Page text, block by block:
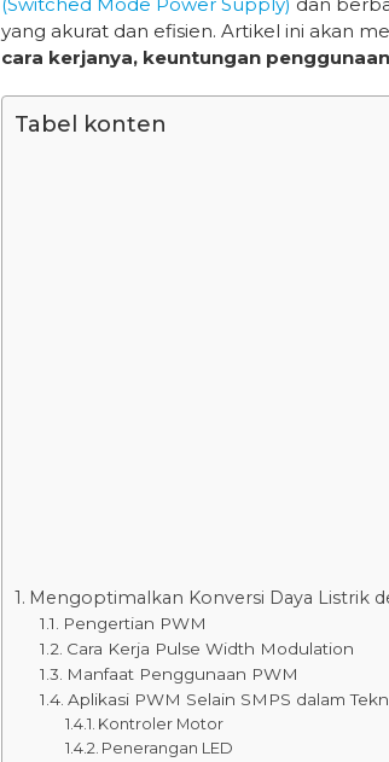
yang akurat dan efisien. Artikel ini akan
cara kerjanya, keuntungan
Tabel konten
Mengoptimalkan Konversi Daya Listrik
Pengertian PWM
Cara Kerja Pulse Width Modulation
Manfaat Penggunaan PWM
Aplikasi PWM Selain SMPS dalam
Kontroler Motor
Penerangan LED